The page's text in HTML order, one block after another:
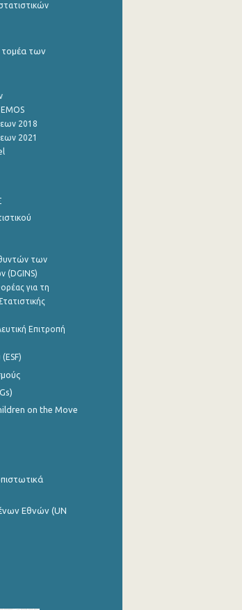
τομέα των
2018
2021
των
(DGINS)
για τη
Επιτροπή
on the Move
Εθνών (UN